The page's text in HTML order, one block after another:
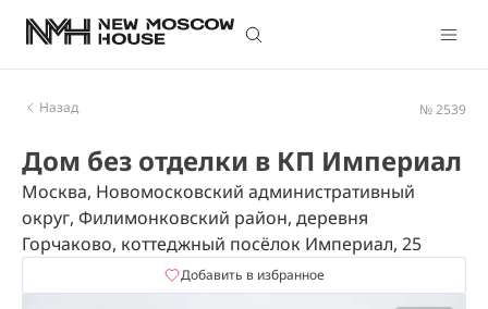
Назад № 2539
Дом без отделки в КП Империал
Москва, Новомосковский административный
округ, Филимонковский район, деревня
Горчаково, коттеджный посёлок Империал, 25
Добавить в избранное